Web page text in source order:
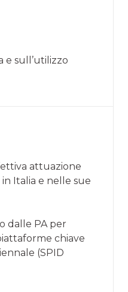
e sull’utilizzo
attuazione
Italia e nelle sue
dalle PA per
chiave
(SPID